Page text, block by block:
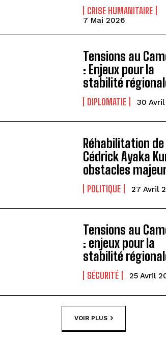
CRISE HUMANITAIRE
7 Mai 2026
Tensions au
: Enjeux pour la
stabilité
DIPLOMATIE 30
Réhabilitation de
Cédrick Ayaka
obstacles
POLITIQUE 27 Avril
Tensions au
: enjeux pour la
stabilité
SÉCURITÉ 25 Avril
VOIR PLUS